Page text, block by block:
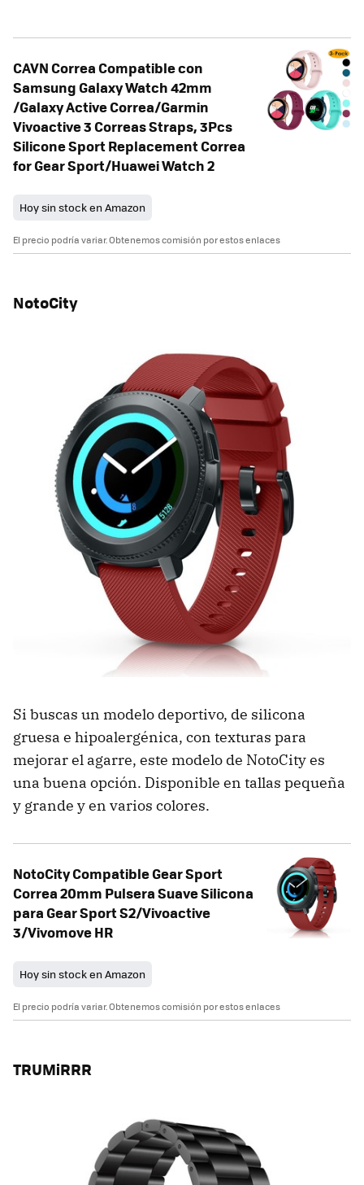
CAVN Correa Compatible con
Samsung Galaxy Watch 42mm
/Galaxy Active Correa/Garmin
Vivoactive 3 Correas Straps, 3Pcs
Silicone Sport Replacement Correa
for Gear Sport/Huawei Watch 2
Hoy sin stock en Amazon
El precio podría variar. Obtenemos comisión por estos enlaces
NotoCity
Si buscas un modelo deportivo, de silicona
gruesa e hipoalergénica, con texturas para
mejorar el agarre, este modelo de NotoCity es
una buena opción. Disponible en tallas pequeña
y grande y en varios colores.
NotoCity Compatible Gear Sport
Correa 20mm Pulsera Suave Silicona
para Gear Sport S2/Vivoactive
3/Vivomove HR
Hoy sin stock en Amazon
El precio podría variar. Obtenemos comisión por estos enlaces
TRUMiRRR